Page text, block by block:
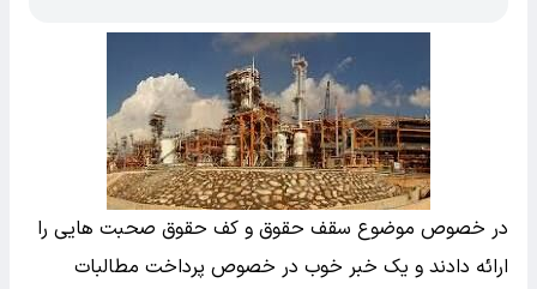
در خصوص موضوع سقف حقوق و کف حقوق صحبت هایی را
ارائه دادند و یک خبر خوب در خصوص پرداخت مطالبات